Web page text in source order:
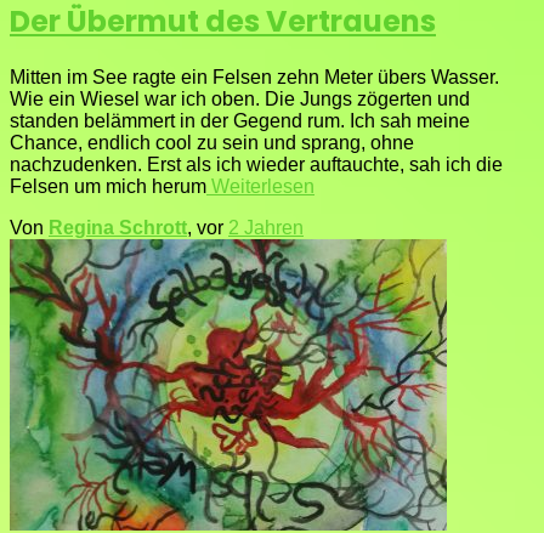
Der Übermut des Vertrauens
Mitten im See ragte ein Felsen zehn Meter übers Wasser.
Wie ein Wiesel war ich oben. Die Jungs zögerten und
standen belämmert in der Gegend rum. Ich sah meine
Chance, endlich cool zu sein und sprang, ohne
nachzudenken. Erst als ich wieder auftauchte, sah ich die
Felsen um mich herum Weiterlesen
Von Regina Schrott, vor 2 Jahren